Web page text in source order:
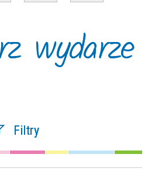
wydarze
Filtry